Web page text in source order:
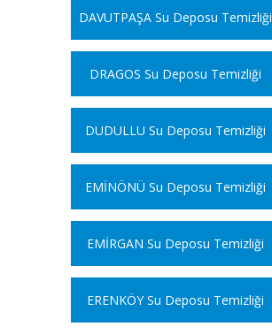
DAVUTPAŞA Su Deposu Temizliği
DRAGOS Su Deposu Temizliği
DUDULLU Su Deposu Temizliği
EMİNÖNÜ Su Deposu Temizliği
EMİRGAN Su Deposu Temizliği
ERENKÖY Su Deposu Temizliği